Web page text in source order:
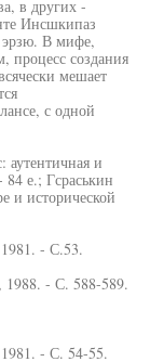
в других -
Инсшкипаз
эрзю. В мифе,
создания
мешает
с одной
и
е.; Гсраськин
и исторической
- С.53.
- С. 588-589.
- С. 54-55.